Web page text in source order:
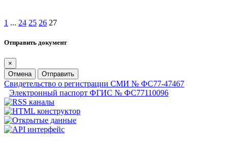
1 ... 24 25 26 27
Отправить документ
×
Отмена
Отправить
Свидетельство о регистрации СМИ № ФС77-47467
Электронный паспорт ФГИС № ФС77110096